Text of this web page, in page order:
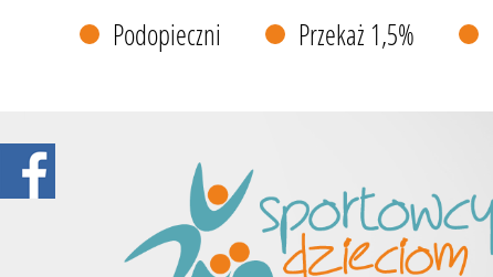
Podopieczni Przekaż 1,5%